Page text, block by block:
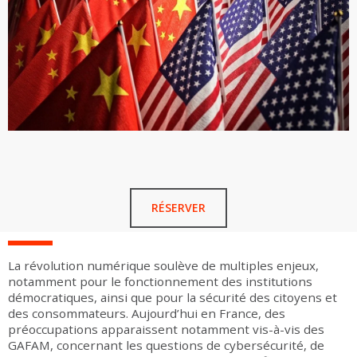
RÉSERVER
La révolution numérique soulève de multiples enjeux,
notamment pour le fonctionnement des institutions
démocratiques, ainsi que pour la sécurité des citoyens et
des consommateurs. Aujourd’hui en France, des
préoccupations apparaissent notamment vis-à-vis des
GAFAM, concernant les questions de cybersécurité, de